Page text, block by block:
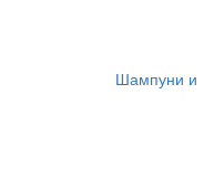
Шампуни и